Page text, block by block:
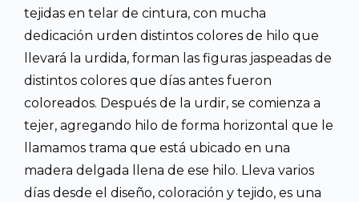
tejidas en telar de cintura, con mucha
dedicación urden distintos colores de hilo que
llevará la urdida, forman las figuras jaspeadas de
distintos colores que días antes fueron
coloreados. Después de la urdir, se comienza a
tejer, agregando hilo de forma horizontal que le
llamamos trama que está ubicado en una
madera delgada llena de ese hilo. Lleva varios
días desde el diseño, coloración y tejido, es una